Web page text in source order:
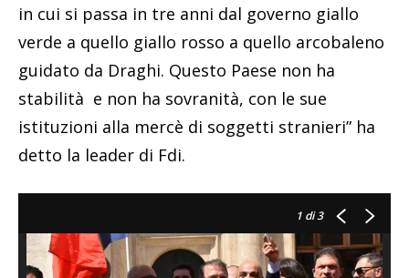
in cui si passa in tre anni dal governo giallo
verde a quello giallo rosso a quello arcobaleno
guidato da Draghi. Questo Paese non ha
stabilità e non ha sovranità, con le sue
istituzioni alla mercè di soggetti stranieri” ha
detto la leader di Fdi.
1 di 3